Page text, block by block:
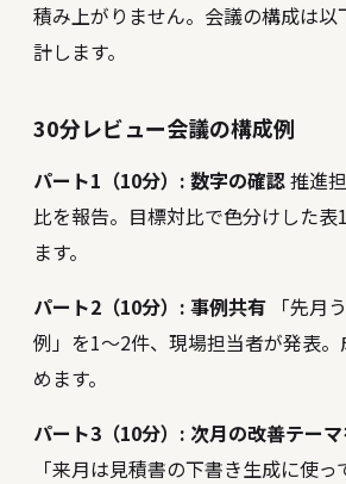
積み上がりません。会議の構成は以
計します。
30分レビュー会議の構成例
パート1（10分）: 数字の確認推進
比を報告。目標対比で色分けした表
ます。
パート2（10分）: 事例共有 「先月
例」を1〜2件、現場担当者が発表
めます。
パート3（10分）: 次月の改善テー
「来月は見積書の下書き生成に使